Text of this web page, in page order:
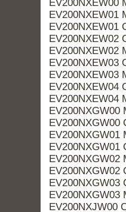
EV200NXEW00
EV200NXEW01
EV200NXEW01
EV200NXEW02
EV200NXEW02
EV200NXEW03
EV200NXEW03
EV200NXEW04
EV200NXEW04
EV200NXGW00
EV200NXGW00
EV200NXGW01
EV200NXGW01
EV200NXGW02
EV200NXGW02
EV200NXGW03
EV200NXGW03
EV200NXJW00